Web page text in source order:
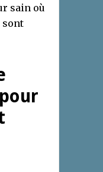
sain où
sont